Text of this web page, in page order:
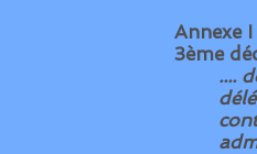
Annexe
3ème
....